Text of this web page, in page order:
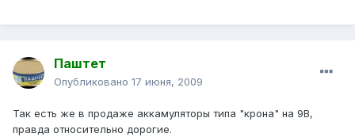
Паштет
Опубликовано 17 июня, 2009
Так есть же в продаже аккамуляторы типа "крона" на 9В,
правда относительно дорогие.